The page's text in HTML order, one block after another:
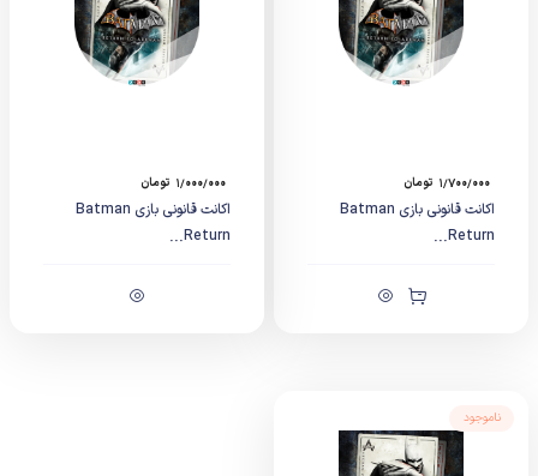
۱/۷۰۰/۰۰۰ تومان
اکانت قانونی بازی Batman
Return...
۱/۰۰۰/۰۰۰ تومان
اکانت قانونی بازی Batman
Return...
ناموجود